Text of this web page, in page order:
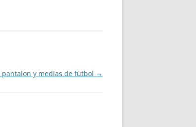
pantalon y medias de futbol →